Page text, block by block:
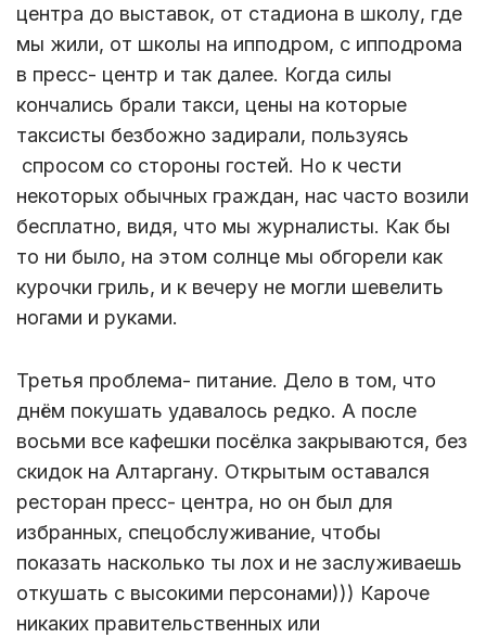
центра до выставок, от стадиона в школу, где
мы жили, от школы на ипподром, с ипподрома
в пресс- центр и так далее. Когда силы
кончались брали такси, цены на которые
таксисты безбожно задирали, пользуясь
спросом со стороны гостей. Но к чести
некоторых обычных граждан, нас часто возили
бесплатно, видя, что мы журналисты. Как бы
то ни было, на этом солнце мы обгорели как
курочки гриль, и к вечеру не могли шевелить
ногами и руками.
Третья проблема- питание. Дело в том, что
днём покушать удавалось редко. А после
восьми все кафешки посёлка закрываются, без
скидок на Алтаргану. Открытым оставался
ресторан пресс- центра, но он был для
избранных, спецобслуживание, чтобы
показать насколько ты лох и не заслуживаешь
откушать с высокими персонами))) Кароче
никаких правительственных или